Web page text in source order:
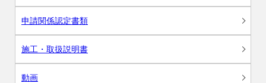
申請関係認定書類
施工・取扱説明書
動画